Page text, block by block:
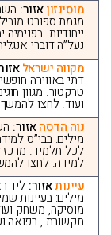
מוסינזוןאזור:
מגמת ספורט
ייחודיות.
נעל”ה דוברי
מקווה ישראל
דתי באווירה
טרקטור. מגוון
ועוד. לחצו
נוה הדסהאזור:
לכל תלמיד. מרכז
למידה. לחצו
עיינותאזור: ליד
מילים: בעיינות
מוסיקה, משחק
תקשורת , רפואה